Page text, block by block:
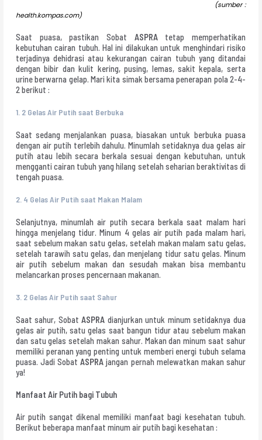
(sumber :
health.kompas.com)
Saat puasa, pastikan Sobat ASPRAtetap memperhatikan
kebutuhan cairan tubuh. Hal ini dilakukan untuk menghindari risiko
terjadinya dehidrasi atau kekurangan cairan tubuh yang ditandai
dengan bibir dan kulit kering, pusing, lemas, sakit kepala, serta
urine berwarna gelap. Mari kita simak bersama penerapan pola 2-4-
2 berikut :
1. 2 Gelas Air Putih saat Berbuka
Saat sedang menjalankan puasa, biasakan untuk berbuka puasa
dengan air putih terlebih dahulu. Minumlah setidaknya dua gelas air
putih atau lebih secara berkala sesuai dengan kebutuhan, untuk
mengganti cairan tubuh yang hilang setelah seharian beraktivitas di
tengah puasa.
2. 4 Gelas Air Putih saat Makan Malam
Selanjutnya, minumlah air putih secara berkala saat malam hari
hingga menjelang tidur. Minum 4 gelas air putih pada malam hari,
saat sebelum makan satu gelas, setelah makan malam satu gelas,
setelah tarawih satu gelas, dan menjelang tidur satu gelas. Minum
air putih sebelum makan dan sesudah makan bisa membantu
melancarkan proses pencernaan makanan.
3. 2 Gelas Air Putih saat Sahur
Saat sahur, SobatASPRA dianjurkan untuk minum setidaknya dua
gelas air putih, satu gelas saat bangun tidur atau sebelum makan
dan satu gelas setelah makan sahur. Makan dan minum saat sahur
memiliki peranan yang penting untuk memberi energi tubuh selama
puasa. Jadi SobatASPRA jangan pernah melewatkan makan sahur
ya!
Manfaat Air Putih bagi Tubuh
Air putih sangat dikenal memiliki manfaat bagi kesehatan tubuh.
Berikut beberapa manfaat minum air putih bagi kesehatan :